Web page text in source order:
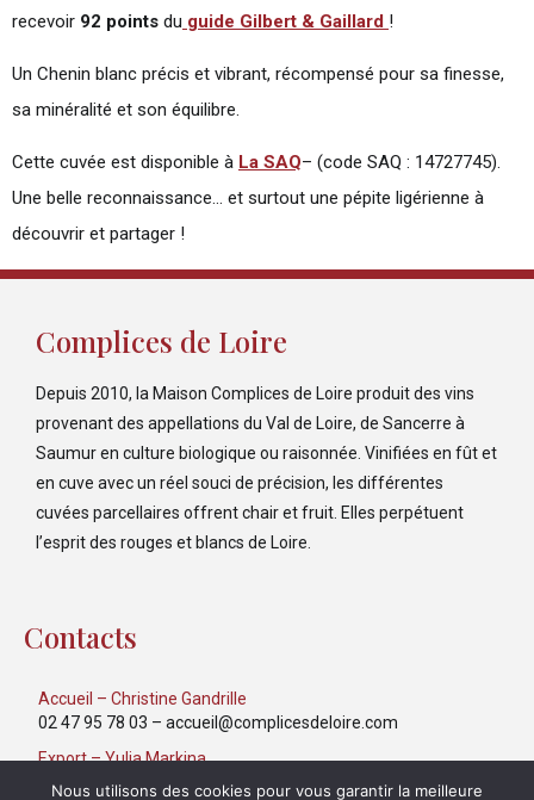
recevoir 92 points du guide Gilbert & Gaillard !
Un Chenin blanc précis et vibrant, récompensé pour sa finesse,
sa minéralité et son équilibre.
Cette cuvée est disponible à La SAQ– (code SAQ : 14727745).
Une belle reconnaissance… et surtout une pépite ligérienne à
découvrir et partager !
Complices de Loire
Depuis 2010, la Maison Complices de Loire produit des vins
provenant des appellations du Val de Loire, de Sancerre à
Saumur en culture biologique ou raisonnée. Vinifiées en fût et
en cuve avec un réel souci de précision, les différentes
cuvées parcellaires offrent chair et fruit. Elles perpétuent
l’esprit des rouges et blancs de Loire.
Contacts
Accueil – Christine Gandrille
02 47 95 78 03 – accueil@complicesdeloire.com
Export – Yulia Markina
06 40 39 52 31
export@complicesdeloire.com
Nous utilisons des cookies pour vous garantir la meilleure